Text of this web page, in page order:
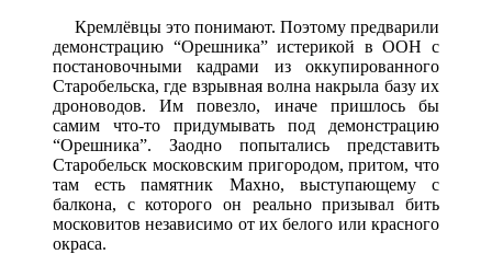
Кремлёвцы это понимают. Поэтому предварили
демонстрацию “Орешника” истерикой в ООН с
постановочными кадрами из оккупированного
Старобельска, где взрывная волна накрыла базу их
дроноводов. Им повезло, иначе пришлось бы
самим что-то придумывать под демонстрацию
“Орешника”. Заодно попытались представить
Старобельск московским пригородом, притом, что
там есть памятник Махно, выступающему с
балкона, с которого он реально призывал бить
московитов независимо от их белого или красного
окраса.